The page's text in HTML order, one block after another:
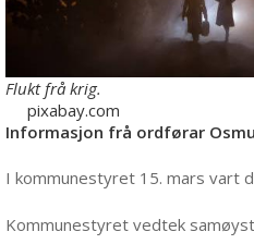
Flukt frå krig.
pixabay.com
Informasjon frå ordførar
I kommunestyret 15. mars vart
Kommunestyret vedtek